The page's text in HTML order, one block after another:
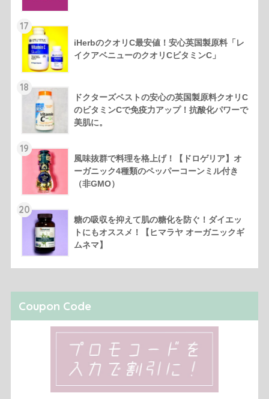
17
iHerbのクオリC最安値！安心英国製原料「レ
イクアベニューのクオリCビタミンC」
18
ドクターズベストの安心の英国製原料クオリC
のビタミンCで免疫力アップ！抗酸化パワーで
美肌に。
19
風味抜群で料理を格上げ！【ドロゲリア】オ
ーガニック4種類のペッパーコーンミル付き
（非GMO）
20
糖の吸収を抑えて肌の糖化を防ぐ！ダイエッ
トにもオススメ！【ヒマラヤ オーガニックギ
ムネマ】
Coupon Code